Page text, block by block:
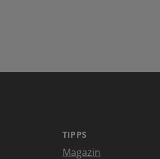
TIPPS
Magazin